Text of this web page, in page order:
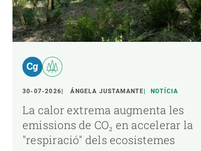
30-07-2026 ÁNGELA JUSTAMANTE NOTÍCIA
La calor extrema augmenta les
emissions de CO₂ en accelerar la
"respiració" dels ecosistemes